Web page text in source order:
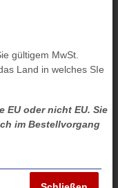
gültigem MwSt.
Land in welches SIe
EU oder nicht EU. Sie
im Bestellvorgang